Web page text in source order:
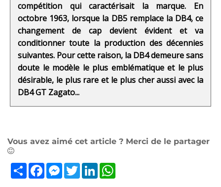
compétition qui caractérisait la marque. En
octobre 1963, lorsque la DB5 remplace la DB4, ce
changement de cap devient évident et va
conditionner toute la production des décennies
suivantes. Pour cette raison, la DB4 demeure sans
doute le modèle le plus emblématique et le plus
désirable, le plus rare et le plus cher aussi avec la
DB4 GT Zagato...
Vous avez aimé cet article ? Merci de le partager
PartagerFacebookMessenger
TwitterLinkedIn